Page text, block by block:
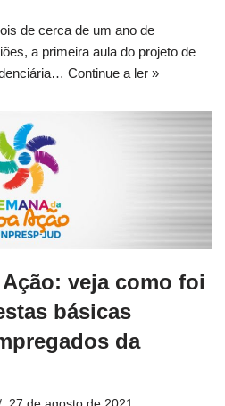
de cerca de um ano de
a primeira aula do projeto de
Continue a ler »
veja como foi
básicas
da